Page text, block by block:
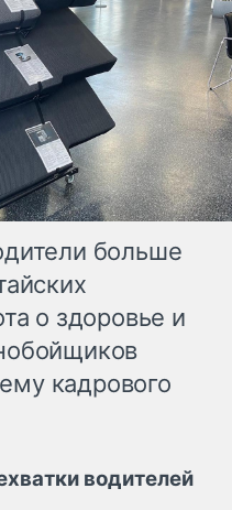
больше
о здоровье и
кадрового
водителей